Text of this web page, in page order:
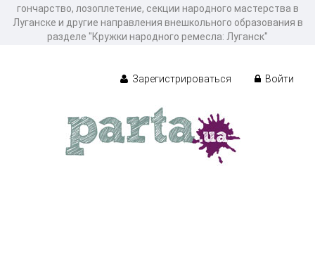
гончарство, лозоплетение, секции народного мастерства в
Луганске и другие направления внешкольного образования в
разделе "Кружки народного ремесла: Луганск"
Зарегистрироваться Войти